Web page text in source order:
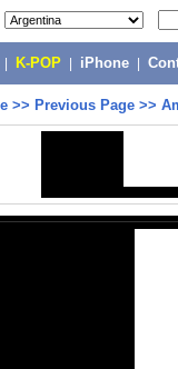
K-POP iPhone
>> Previous Page >>